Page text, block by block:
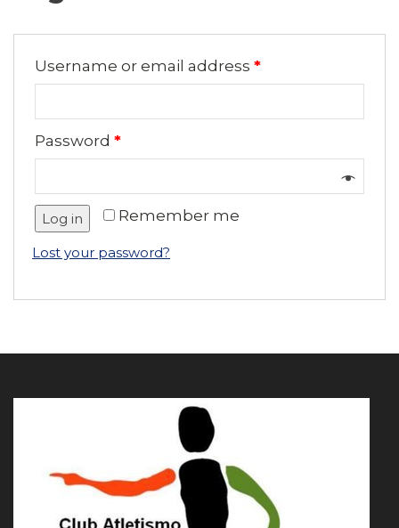
Username or email address *
Password *
Remember me
Log in
Lost your password?